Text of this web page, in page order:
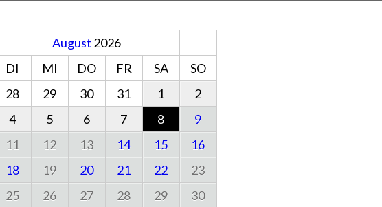
August 2026
DI MI DO FR SA
SO
28 29 30 31 1
2
4 5 6 7 8
9
11 12 13 14 15
16
18 19 20 21 22
23
25 26 27 28 29
30